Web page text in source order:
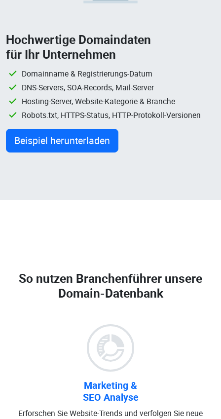
Hochwertige Domaindaten
für Ihr Unternehmen
Domainname & Registrierungs-Datum
DNS-Servers, SOA-Records, Mail-Server
Hosting-Server, Website-Kategorie & Branche
Robots.txt, HTTPS-Status, HTTP-Protokoll-Versionen
Beispiel herunterladen
So nutzen Branchenführer unsere
Domain-Datenbank
Marketing &
SEO Analyse
Erforschen Sie Website-Trends und verfolgen Sie neue